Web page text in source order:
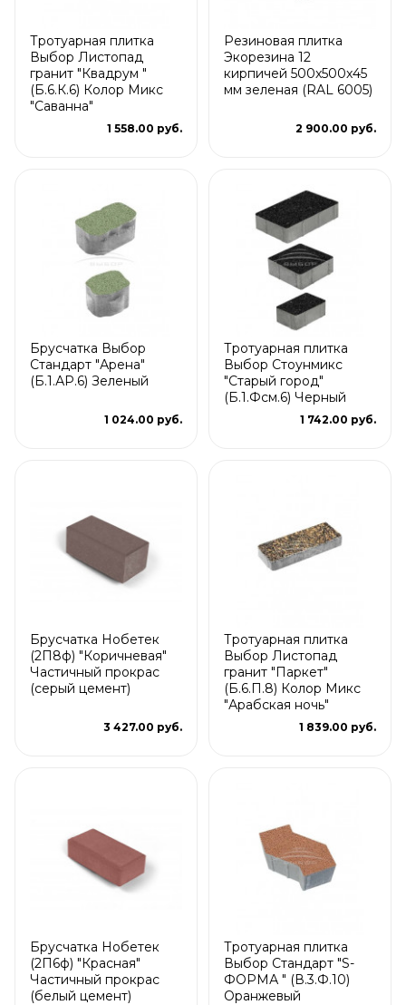
Тротуарная плитка
Выбор Листопад
гранит "Квадрум "
(Б.6.К.6) Колор Микс
"Саванна"
1 558.00 руб.
Резиновая плитка
Экорезина 12
кирпичей 500x500x45
мм зеленая (RAL 6005)
2 900.00 руб.
Брусчатка Выбор
Стандарт "Арена"
(Б.1.АР.6) Зеленый
1 024.00 руб.
Тротуарная плитка
Выбор Стоунмикс
"Старый город"
(Б.1.Фсм.6) Черный
1 742.00 руб.
Брусчатка Нобетек
(2П8ф) "Коричневая"
Частичный прокрас
(серый цемент)
3 427.00 руб.
Тротуарная плитка
Выбор Листопад
гранит "Паркет"
(Б.6.П.8) Колор Микс
"Арабская ночь"
1 839.00 руб.
Брусчатка Нобетек
(2П6ф) "Красная"
Частичный прокрас
(белый цемент)
Тротуарная плитка
Выбор Стандарт "S-
ФОРМА " (В.3.Ф.10)
Оранжевый